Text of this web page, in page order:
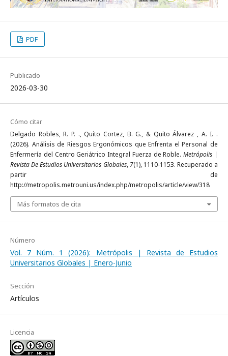
PDF
Publicado
2026-03-30
Cómo citar
Delgado Robles, R. P. ., Quito Cortez, B. G., & Quito Álvarez , A. I. .
(2026). Análisis de Riesgos Ergonómicos que Enfrenta el Personal de
Enfermería del Centro Geriátrico Integral Fuerza de Roble.Metrópolis |
Revista De Estudios Universitarios Globales, 7(1), 1110-1153. Recuperado a
partir de
http://metropolis.metrouni.us/index.php/metropolis/article/view/318
Más formatos de cita
Número
Vol. 7 Núm. 1 (2026): Metrópolis | Revista de Estudios
Universitarios Globales | Enero-Junio
Sección
Artículos
Licencia